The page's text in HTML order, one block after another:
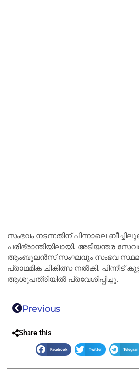
സംഭവം നടന്നതിന് പിന്നാലെ
പരിഭ്രാന്തിയിലായി. അടിയന്തര
ആംബുലൻസ് സംഘവും സംഭവ
പ്രാഥമിക ചികിത്സ നൽകി. പിന്നീട്
ആശുപത്രിയിൽ പ്രവേശിപ്പിച്ചു.
Previous
Share this
Facebook Twitter Telegram